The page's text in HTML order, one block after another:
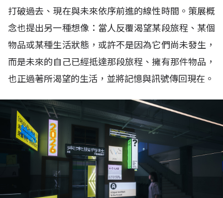
念也提出另一種想像：當人反覆渴望某段旅程、某個
物品或某種生活狀態，或許不是因為它們尚未發生，
而是未來的自己已經抵達那段旅程、擁有那件物品，
也正過著所渴望的生活，並將記憶與訊號傳回現在。